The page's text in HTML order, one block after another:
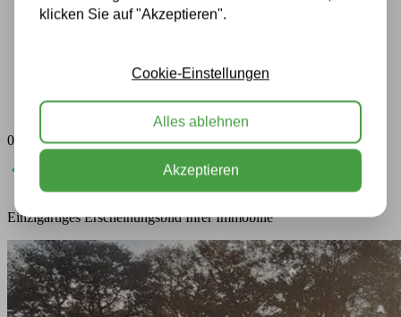
01
Einzigartiges Erscheinungsbild Ihrer Immobilie
klicken Sie auf "Akzeptieren".
Cookie-Einstellungen
Alles ablehnen
Akzeptieren